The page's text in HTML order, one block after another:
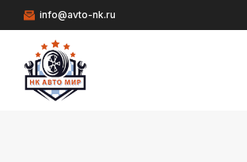
info@avto-nk.ru